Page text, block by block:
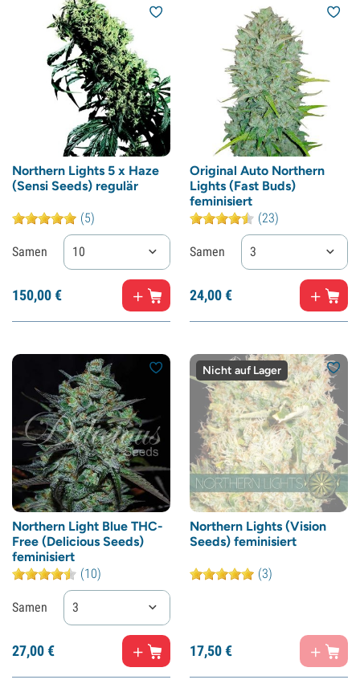
Northern Lights 5 x Haze
(Sensi Seeds) regulär
(5)
Samen 10
150,00€
Original Auto Northern
Lights (Fast Buds)
feminisiert
(23)
Samen 3
24,00€
Northern Light Blue THC-
Free (Delicious Seeds)
feminisiert
(10)
Samen 3
27,00€
Nicht auf Lager
Northern Lights (Vision
Seeds) feminisiert
(3)
17,50€